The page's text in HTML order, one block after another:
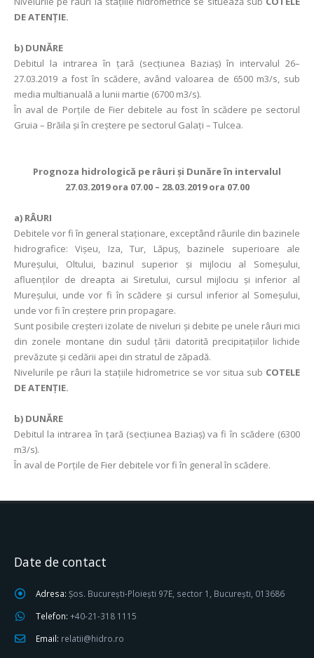
DE ATENȚIE.
b) DUNĂRE
Debitul la intrarea în ţară (secţiunea Baziaş) în intervalul 26–
27.03.2019 a fost în scădere, având valoarea de 6500 m3/s, sub
media multianuală a lunii martie (6700 m3/s).
În aval de Porţile de Fier debitele au fost în scădere pe sectorul
Gruia – Brăila și în creștere pe sectorul Galați – Tulcea.
Prognoza hidrologică pe râuri şi Dunăre în intervalul
27.03.2019 ora 07.00 – 28.03.2019 ora 07.00
a) RÂURI
Debitele vor fi în general staţionare, exceptând râurile din bazinele
hidrografice: Vișeu, Iza, Tur, Lăpuș, bazinele superioare ale
Mureșului, Oltului, bazinul superior și mijlociu al Someșului,
afluenților de dreapta ai Siretului, cursul mijlociu și inferior al
Mureșului, unde vor fi în scădere și cursul inferior al Someșului,
unde vor fi în creștere prin propagare.
Sunt posibile creșteri izolate de niveluri și debite pe unele râuri mici
din zonele montane din sudul țării datorită precipitațiilor lichide
prevăzute și cedării apei din stratul de zăpadă.
Nivelurile pe râuri la stațiile hidrometrice se vor situa sub COTELE
DE ATENȚIE.
b) DUNĂRE
Debitul la intrarea în ţară (secţiunea Baziaş) va fi în scădere (6300
m3/s).
În aval de Porţile de Fier debitele vor fi în general în scădere.
Date de contact
Adresa: Șos. București-Ploiești 97E, sector 1, București, 013686
Telefon: +40-21-318 1115
Email: relatii@hidro.ro